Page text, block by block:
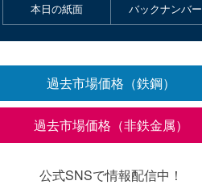
本日の紙面 バックナンバー
過去市場価格（鉄鋼）
過去市場価格（非鉄金属）
公式SNSで情報配信中！